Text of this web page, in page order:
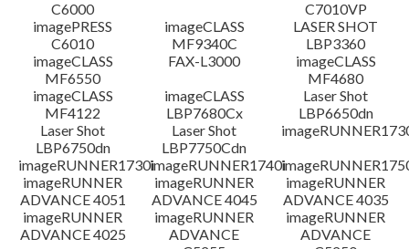
C6000
C7010VP
imagePRESS
C6010
imageCLASS
MF9340C
LASER SHOT
LBP3360
imageCLASS
MF6550
FAX-L3000
imageCLASS
MF4680
imageCLASS
MF4122
imageCLASS
LBP7680Cx
Laser Shot
LBP6650dn
Laser Shot
LBP6750dn
Laser Shot
LBP7750Cdn
imageRUNNER1730iimageRUNNER1740i
imageRUNNER
ADVANCE 4051
imageRUNNER
ADVANCE 4045
imageRUNNER
ADVANCE 4035
imageRUNNER
ADVANCE 4025
imageRUNNER
ADVANCE
imageRUNNER
ADVANCE